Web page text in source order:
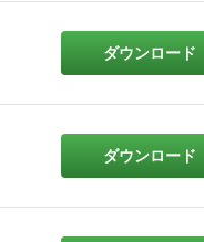
ダウンロード
ダウンロード